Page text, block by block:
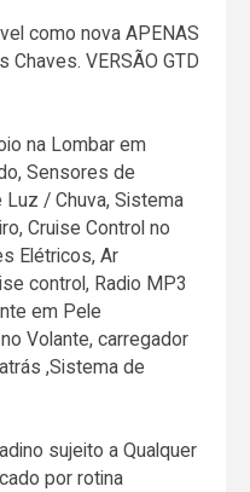
como nova APENAS
VERSÃO GTD
na Lombar em
Sensores de
/ Chuva, Sistema
Cruise Control no
Elétricos, Ar
control, Radio MP3
em Pele
Volante, carregador
,Sistema de
sujeito a Qualquer
por rotina